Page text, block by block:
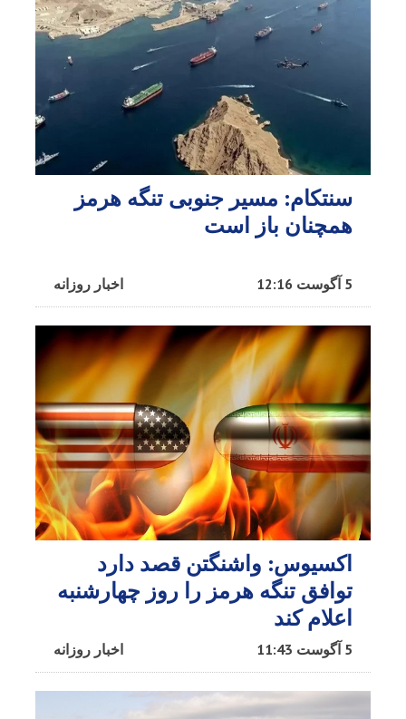
سنتکام: مسیر جنوبی تنگه هرمز
همچنان باز است
اخبار روزانه 5 آگوست 12:16
اکسیوس: واشنگتن قصد دارد
توافق تنگه هرمز را روز چهارشنبه
اعلام کند
اخبار روزانه 5 آگوست 11:43